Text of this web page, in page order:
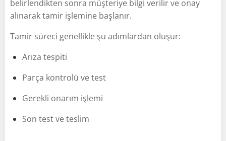
belirlendikten sonra müşteriye bilgi verilir ve onay
alınarak tamir işlemine başlanır.
Tamir süreci genellikle şu adımlardan oluşur:
Arıza tespiti
Parça kontrolü ve test
Gerekli onarım işlemi
Son test ve teslim